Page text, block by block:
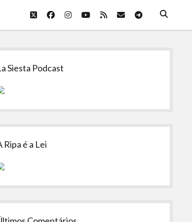
twitterfacebookinstagram
youtube
rss emailtelegram
Siesta Podcast
Ripa é a Lei